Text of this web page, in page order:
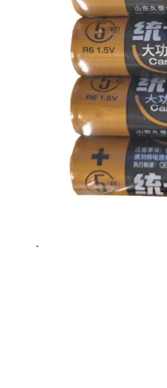
Op voorraad
- Ma-Do: voor 15:30
- Vr: voor 14:00 besteld
- Za-Zo: maandag